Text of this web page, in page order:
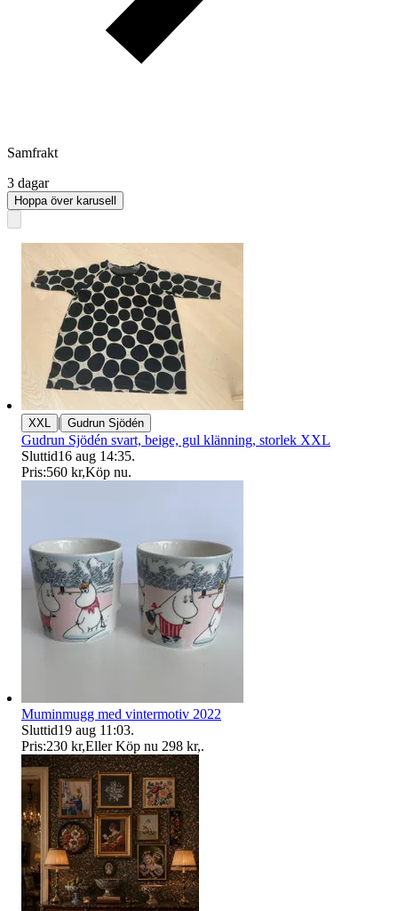
Samfrakt
3 dagar
Hoppa över karusell
XXL | Gudrun Sjödén
Gudrun Sjödén svart, beige, gul klänning, storlek XXL
Sluttid16 aug 14:35.
Pris:560 kr,Köp nu.
Muminmugg med vintermotiv 2022
Sluttid19 aug 11:03.
Pris:230 kr,Eller Köp nu 298 kr,.